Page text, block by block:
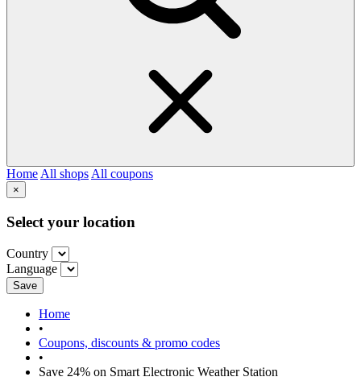
Home All shops All coupons
×
Select your location
Country
Language
Save
Home
•
Coupons, discounts & promo codes
•
Save 24% on Smart Electronic Weather Station